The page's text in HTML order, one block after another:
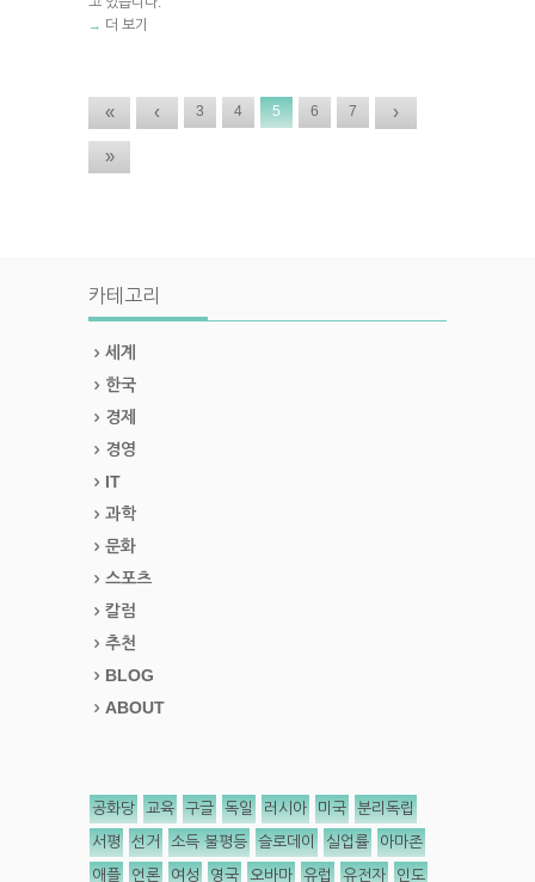
→ 더 보기
« ‹ 3 4 5 6 7 ›
»
카테고리
세계
한국
경제
경영
IT
과학
문화
스포츠
칼럼
추천
BLOG
ABOUT
공화당 교육 구글 독일 러시아 미국 분리독립
서평 선거 소득 불평등 슬로데이 실업률 아마존
애플 언론 여성 영국 오바마 유럽 유전자 인도